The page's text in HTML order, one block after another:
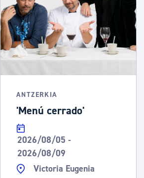
ANTZERKIA
'Menú cerrado'
2026/08/05 -
2026/08/09
Victoria Eugenia